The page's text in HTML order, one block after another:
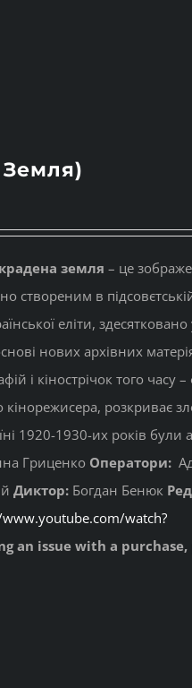
земля – це
створеним в
еліти, здесятковано
нових архівних
і кінострічок того
розкриває
1920-1930-их років
Гриценко Оператори:
Диктор:Богдан Бенюк
watch?
an issue with a purchase,